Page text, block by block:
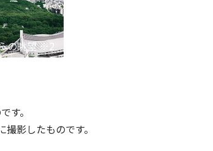
の眺望 ※2
す。
影したものです。